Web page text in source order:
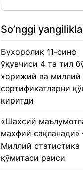
So’nggi
Бухоролик 11-синф
ўқувчиси 4 та тил
хорижий ва миллий
сертификатларни
киритди
«Шахсий
махфий
Миллий статистика
қўмитаси раиси